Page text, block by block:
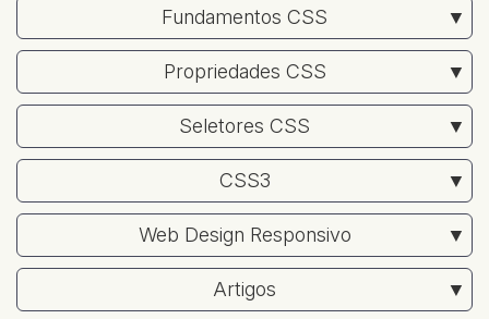
Fundamentos CSS
Propriedades CSS
Seletores CSS
CSS3
Web Design Responsivo
Artigos